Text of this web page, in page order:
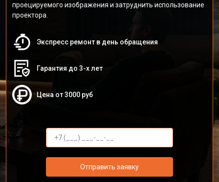
проецируемого изображения и затруднить использование
проектора.
Экспресс ремонт в день обращения
Гарантия до 3-х лет
Цена от 3000 руб
Отправить заявку